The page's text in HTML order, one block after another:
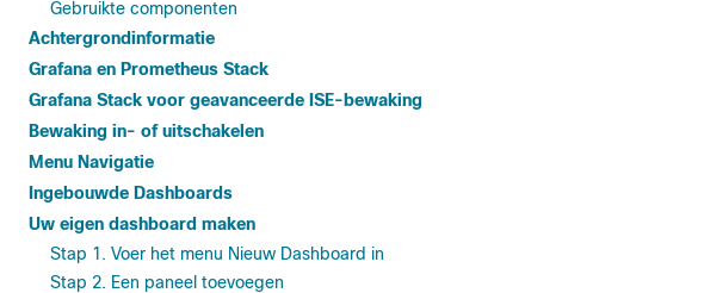
Gebruikte componenten
Achtergrondinformatie
Grafana en Prometheus Stack
Grafana Stack voor geavanceerde ISE-bewaking
Bewaking in- of uitschakelen
Menu Navigatie
Ingebouwde Dashboards
Uw eigen dashboard maken
Stap 1. Voer het menu Nieuw Dashboard in
Stap 2. Een paneel toevoegen